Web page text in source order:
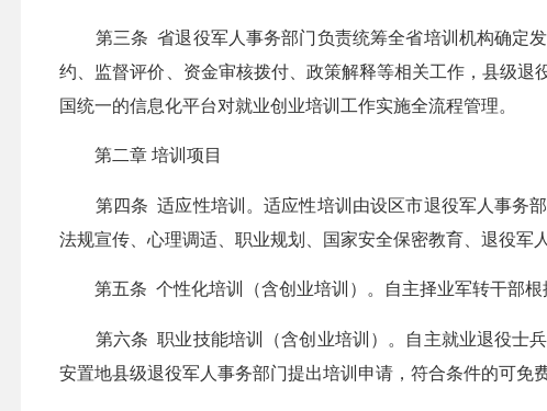
第三条 省退役军人事务部门负责统筹全省培训机构确定发
约、监督评价、资金审核拨付、政策解释等相关工作，县级
国统一的信息化平台对就业创业培训工作实施全流程管理。
第二章 培训项目
第四条 适应性培训。适应性培训由设区市退役军人事务部
法规宣传、心理调适、职业规划、国家安全保密教育、退役军
第五条 个性化培训（含创业培训）。自主择业军转干部根
第六条 职业技能培训（含创业培训）。自主就业退役士兵
安置地县级退役军人事务部门提出培训申请，符合条件的可免